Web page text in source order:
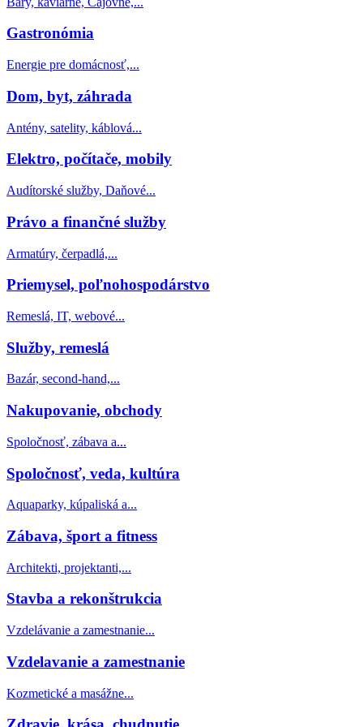
Gastronómia
Energie pre domácnosť,...
Dom, byt, záhrada
Antény, satelity, káblová...
Elektro, počítače, mobily
Audítorské služby, Daňové...
Právo a finančné služby
Armatúry, čerpadlá,...
Priemysel, poľnohospodárstvo
Remeslá, IT, webové...
Služby, remeslá
Bazár, second-hand,...
Nakupovanie, obchody
Spoločnosť, zábava a...
Spoločnosť, veda, kultúra
Aquaparky, kúpaliská a...
Zábava, šport a fitness
Architekti, projektanti,...
Stavba a rekonštrukcia
Vzdelávanie a zamestnanie...
Vzdelavanie a zamestnanie
Kozmetické a masážne...